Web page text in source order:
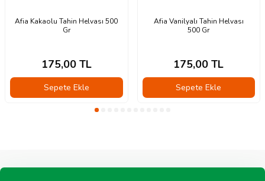
Afia Kakaolu Tahin Helvası 500
Gr
175,00TL
Sepete Ekle
Afia Vanilyalı Tahin Helvası
500 Gr
175,00 TL
Sepete Ekle